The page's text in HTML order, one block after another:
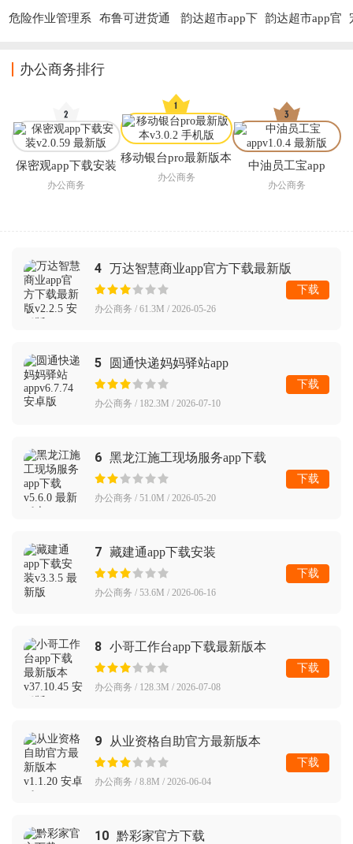
危险作业管理系
布鲁可进货通
韵达超市app下 韵达超市app官
办公商务排行
保密观app下载安装
办公商务
移动银台pro最新版本
办公商务
中油员工宝app
办公商务
4 万达智慧商业app官方下载最新版
办公商务 / 61.3M / 2026-05-26
下载
5 圆通快递妈妈驿站app
办公商务 / 182.3M / 2026-07-10
下载
6 黑龙江施工现场服务app下载
办公商务 / 51.0M / 2026-05-20
下载
7 藏建通app下载安装
办公商务 / 53.6M / 2026-06-16
下载
8 小哥工作台app下载最新版本
办公商务 / 128.3M / 2026-07-08
下载
9 从业资格自助官方最新版本
办公商务 / 8.8M / 2026-06-04
下载
10 黔彩家官方下载